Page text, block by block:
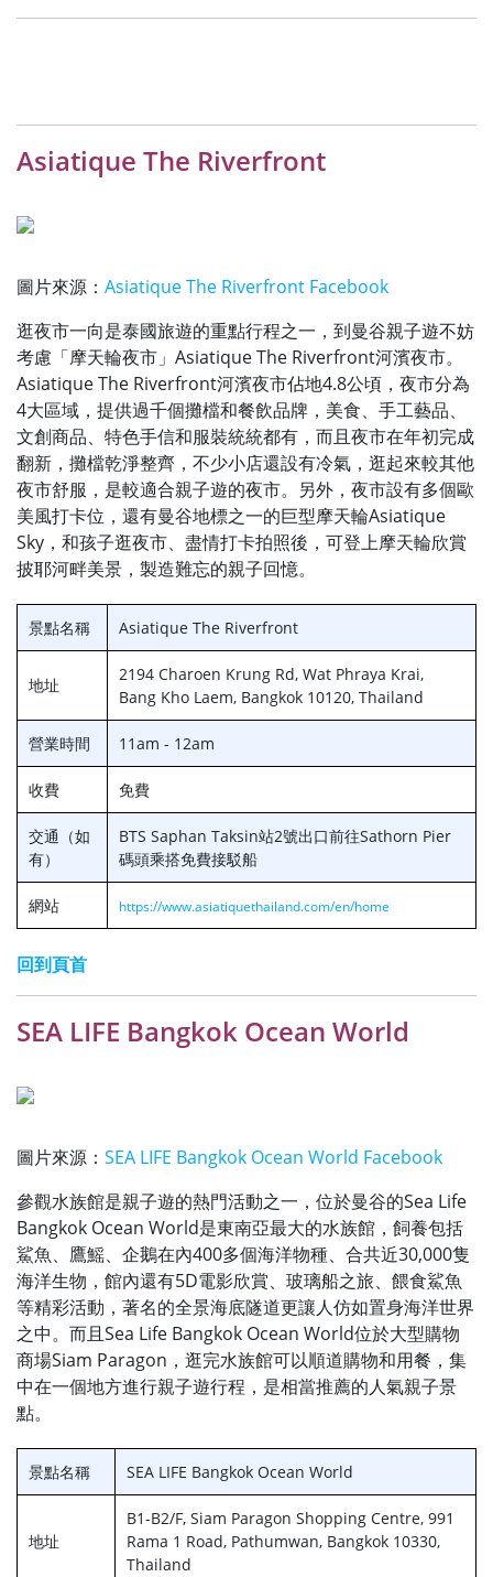
Asiatique The Riverfront
圖片來源： Asiatique The Riverfront Facebook
逛夜市一向是泰國旅遊的重點行程之一，到曼谷親子遊不妨
考慮「摩天輪夜市」Asiatique The Riverfront河濱夜市。
Asiatique The Riverfront河濱夜市佔地4.8公頃，夜市分為
4大區域，提供過千個攤檔和餐飲品牌，美食、手工藝品、
文創商品、特色手信和服裝統統都有，而且夜市在年初完成
翻新，攤檔乾淨整齊，不少小店還設有冷氣，逛起來較其他
夜市舒服，是較適合親子遊的夜市。另外，夜市設有多個歐
美風打卡位，還有曼谷地標之一的巨型摩天輪Asiatique
Sky，和孩子逛夜市、盡情打卡拍照後，可登上摩天輪欣賞
披耶河畔美景，製造難忘的親子回憶。
景點名稱 Asiatique The Riverfront
地址
2194 Charoen Krung Rd, Wat Phraya Krai,
Bang Kho Laem, Bangkok 10120, Thailand
營業時間 11am - 12am
收費 免費
交通（如
有）
BTS Saphan Taksin站2號出口前往Sathorn Pier
碼頭乘搭免費接駁船
網站 https://www.asiatiquethailand.com/en/home
回到頁首
SEA LIFE Bangkok Ocean World
圖片來源： SEA LIFE Bangkok Ocean World Facebook
參觀水族館是親子遊的熱門活動之一，位於曼谷的Sea Life
Bangkok Ocean World是東南亞最大的水族館，飼養包括
鯊魚、鷹鰩、企鵝在內400多個海洋物種、合共近30,000隻
海洋生物，館內還有5D電影欣賞、玻璃船之旅、餵食鯊魚
等精彩活動，著名的全景海底隧道更讓人仿如置身海洋世界
之中。而且Sea Life Bangkok Ocean World位於大型購物
商場Siam Paragon，逛完水族館可以順道購物和用餐，集
中在一個地方進行親子遊行程，是相當推薦的人氣親子景
點。
景點名稱 SEA LIFE Bangkok Ocean World
地址
B1-B2/F, Siam Paragon Shopping Centre, 991
Rama 1 Road, Pathumwan, Bangkok 10330,
Thailand